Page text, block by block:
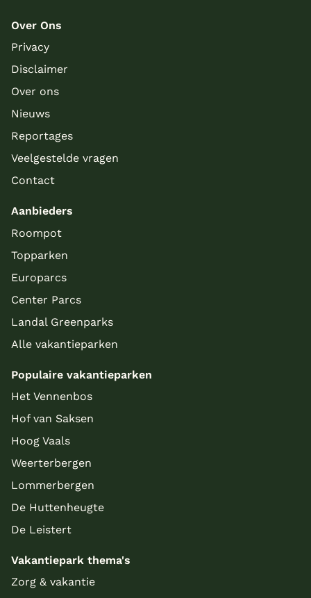
Over Ons
Privacy
Disclaimer
Over ons
Nieuws
Reportages
Veelgestelde vragen
Contact
Aanbieders
Roompot
Topparken
Europarcs
Center Parcs
Landal Greenparks
Alle vakantieparken
Populaire vakantieparken
Het Vennenbos
Hof van Saksen
Hoog Vaals
Weerterbergen
Lommerbergen
De Huttenheugte
De Leistert
Vakantiepark thema's
Zorg & vakantie